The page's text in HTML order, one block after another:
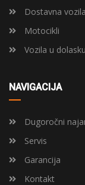
Dostavna vozila
Motocikli
Vozila u dolasku
NAVIGACIJA
Dugoročni
Servis
Garancija
Kontakt